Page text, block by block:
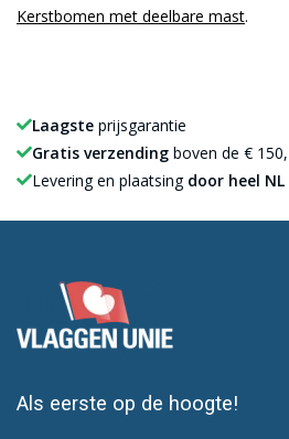
Kerstbomen met deelbare mast.
Laagste prijsgarantie
Gratis verzending boven de €
Levering en plaatsing door heel NL
Als eerste op de hoogte!